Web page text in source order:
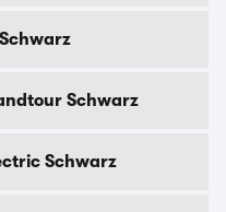
Schwarz
Schwarz